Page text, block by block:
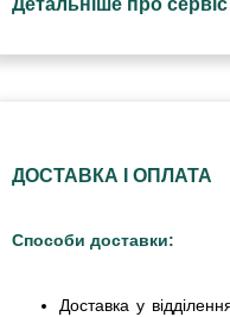
Детальніше про сервіс
ДОСТАВКА І ОПЛАТА
Способи доставки:
Доставка у